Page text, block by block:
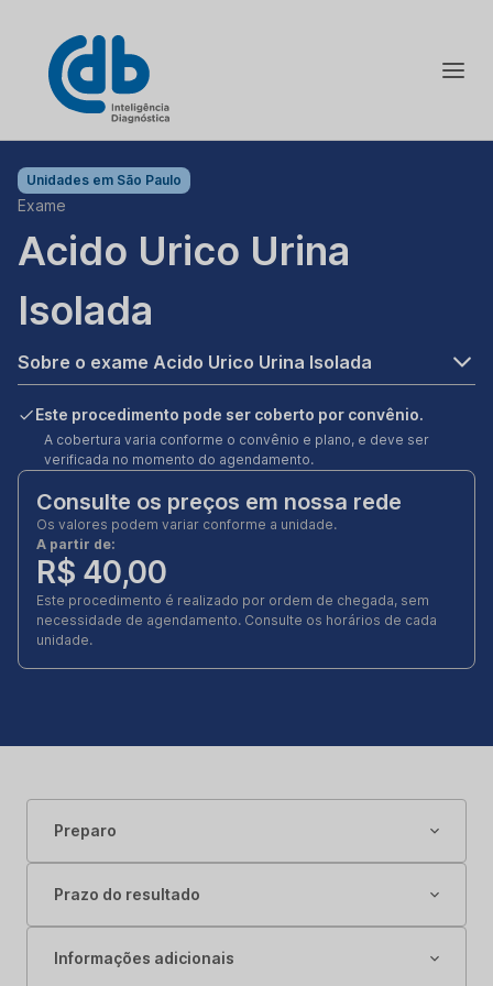
Unidades em São Paulo
Exame
Acido Urico Urina
Isolada
Sobre o exame Acido Urico Urina Isolada
Este procedimento pode ser coberto por convênio.
A cobertura varia conforme o convênio e plano, e deve ser
verificada no momento do agendamento.
Consulte os preços em nossa rede
Os valores podem variar conforme a unidade.
A partir de:
R$ 40,00
Este procedimento é realizado por ordem de chegada, sem
necessidade de agendamento. Consulte os horários de cada
unidade.
Preparo
Prazo do resultado
Informações adicionais